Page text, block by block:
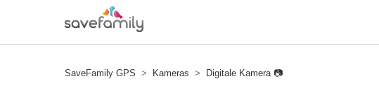
SaveFamily GPS Kameras Digitale Kamera 📷